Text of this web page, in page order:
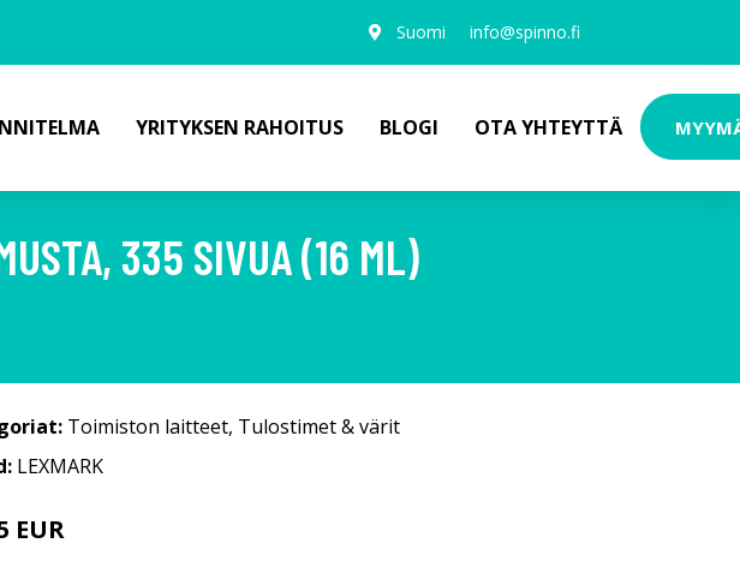
Suomi info@spinno.fi
YRITYKSEN RAHOITUS BLOGI OTA YHTEYTTÄ
335 SIVUA (16 ML)
Toimiston laitteet, Tulostimet & värit
LEXMARK
EUR